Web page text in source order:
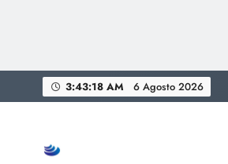
to
3:43:19 AM 6 Agosto 2026